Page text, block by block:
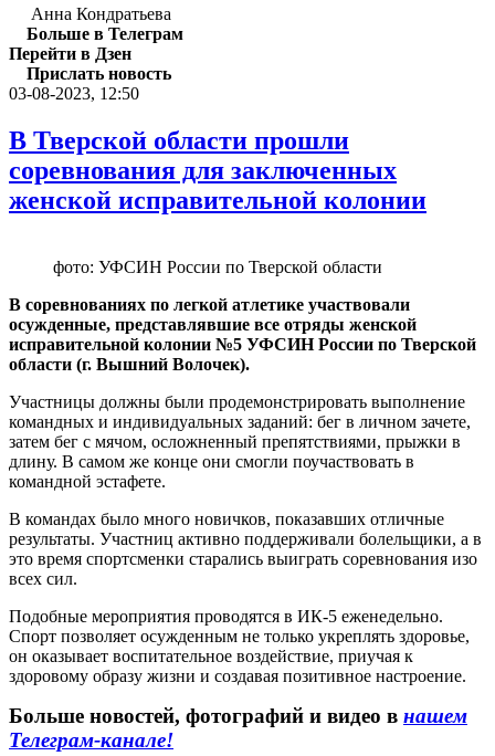
Анна Кондратьева
Больше в Телеграм
Перейти в Дзен
Прислать новость
03-08-2023, 12:50
В Тверской области прошли
соревнования для заключенных
женской исправительной колонии
фото: УФСИН России по Тверской области
В соревнованиях по легкой атлетике участвовали
осужденные, представлявшие все отряды женской
исправительной колонии №5 УФСИН России по Тверской
области (г. Вышний Волочек).
Участницы должны были продемонстрировать выполнение
командных и индивидуальных заданий: бег в личном зачете,
затем бег с мячом, осложненный препятствиями, прыжки в
длину. В самом же конце они смогли поучаствовать в
командной эстафете.
В командах было много новичков, показавших отличные
результаты. Участниц активно поддерживали болельщики, а в
это время спортсменки старались выиграть соревнования изо
всех сил.
Подобные мероприятия проводятся в ИК-5 еженедельно.
Спорт позволяет осужденным не только укреплять здоровье,
он оказывает воспитательное воздействие, приучая к
здоровому образу жизни и создавая позитивное настроение.
Больше новостей, фотографий и видео в нашем
Телеграм-канале!